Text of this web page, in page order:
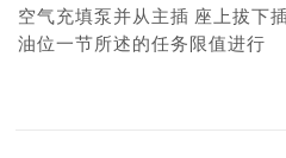
空气充填泵并从主插 座上拔下
油位一节所述的任务限值进行